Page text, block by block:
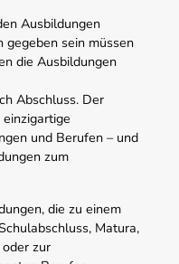
Ausbildungen
gegeben sein müssen
die Ausbildungen
Abschluss. Der
und Berufen – und
zum
die zu einem
Matura,
zur